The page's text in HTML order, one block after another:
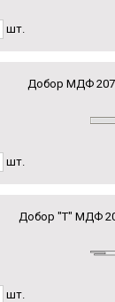
шт.
Добор МДФ
шт.
Добор "Т" МДФ
шт.